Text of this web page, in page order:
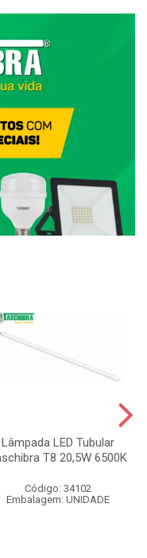
Lâmpada LED Tubular
T8 20,5W 6500K
Código: 34102
Embalagem: UNIDADE